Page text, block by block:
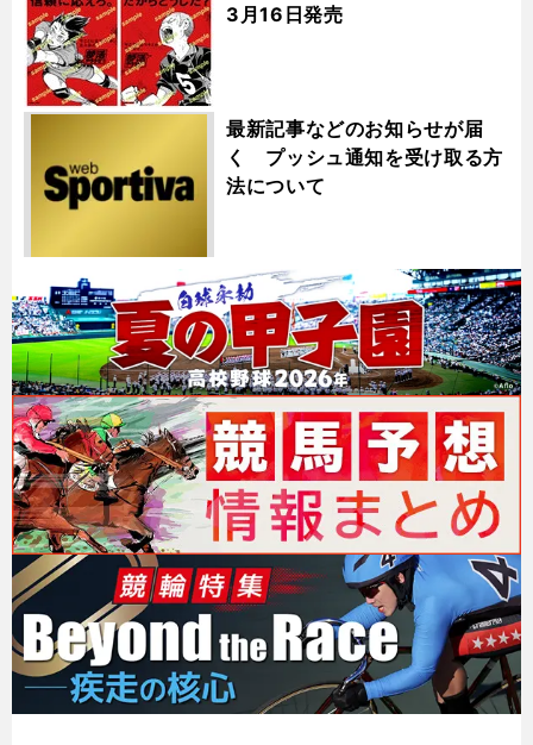
3月16日発売
最新記事などのお知らせが届
く プッシュ通知を受け取る方
法について